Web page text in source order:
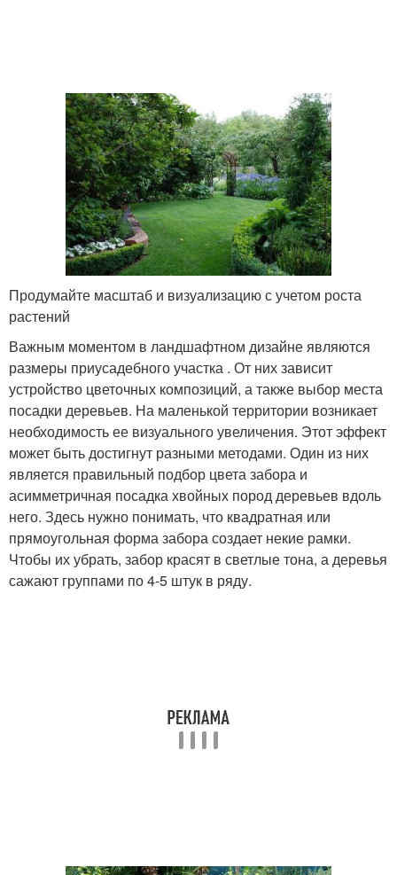
Продумайте масштаб и визуализацию с учетом роста
растений
Важным моментом в ландшафтном дизайне являются
размеры приусадебного участка . От них зависит
устройство цветочных композиций, а также выбор места
посадки деревьев. На маленькой территории возникает
необходимость ее визуального увеличения. Этот эффект
может быть достигнут разными методами. Один из них
является правильный подбор цвета забора и
асимметричная посадка хвойных пород деревьев вдоль
него. Здесь нужно понимать, что квадратная или
прямоугольная форма забора создает некие рамки.
Чтобы их убрать, забор красят в светлые тона, а деревья
сажают группами по 4-5 штук в ряду.